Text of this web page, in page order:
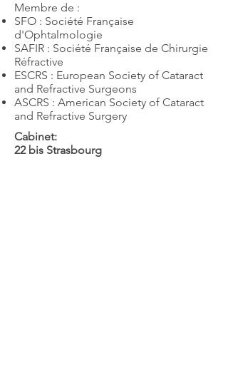
Membre de :
SFO : Société Française
d'Ophtalmologie
SAFIR : Société Française de Chirurgie
Réfractive
ESCRS : European Society of Cataract
and Refractive Surgeons
ASCRS : American Society of Cataract
and Refractive Surgery
Cabinet:
22 bis Strasbourg